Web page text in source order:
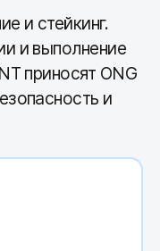
и стейкинг.
и выполнение
приносят ONG
и